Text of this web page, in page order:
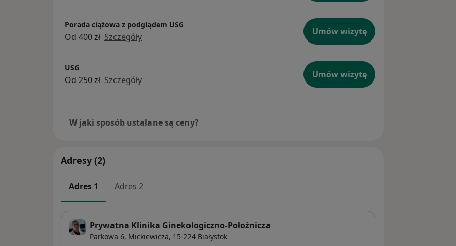
Porada ciążowa z podglądem USG
Od 400 zł Szczegóły Umów wizytę
USG
Od 250 zł Szczegóły Umów wizytę
W jaki sposób ustalane są ceny?
Adresy (2)
Adres 1 Adres 2
Prywatna Klinika Ginekologiczno-Położnicza
Parkowa 6, Mickiewicza, 15-224 Białystok